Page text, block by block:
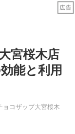
宮桜木店
能と利用
ョコザップ大宮桜木